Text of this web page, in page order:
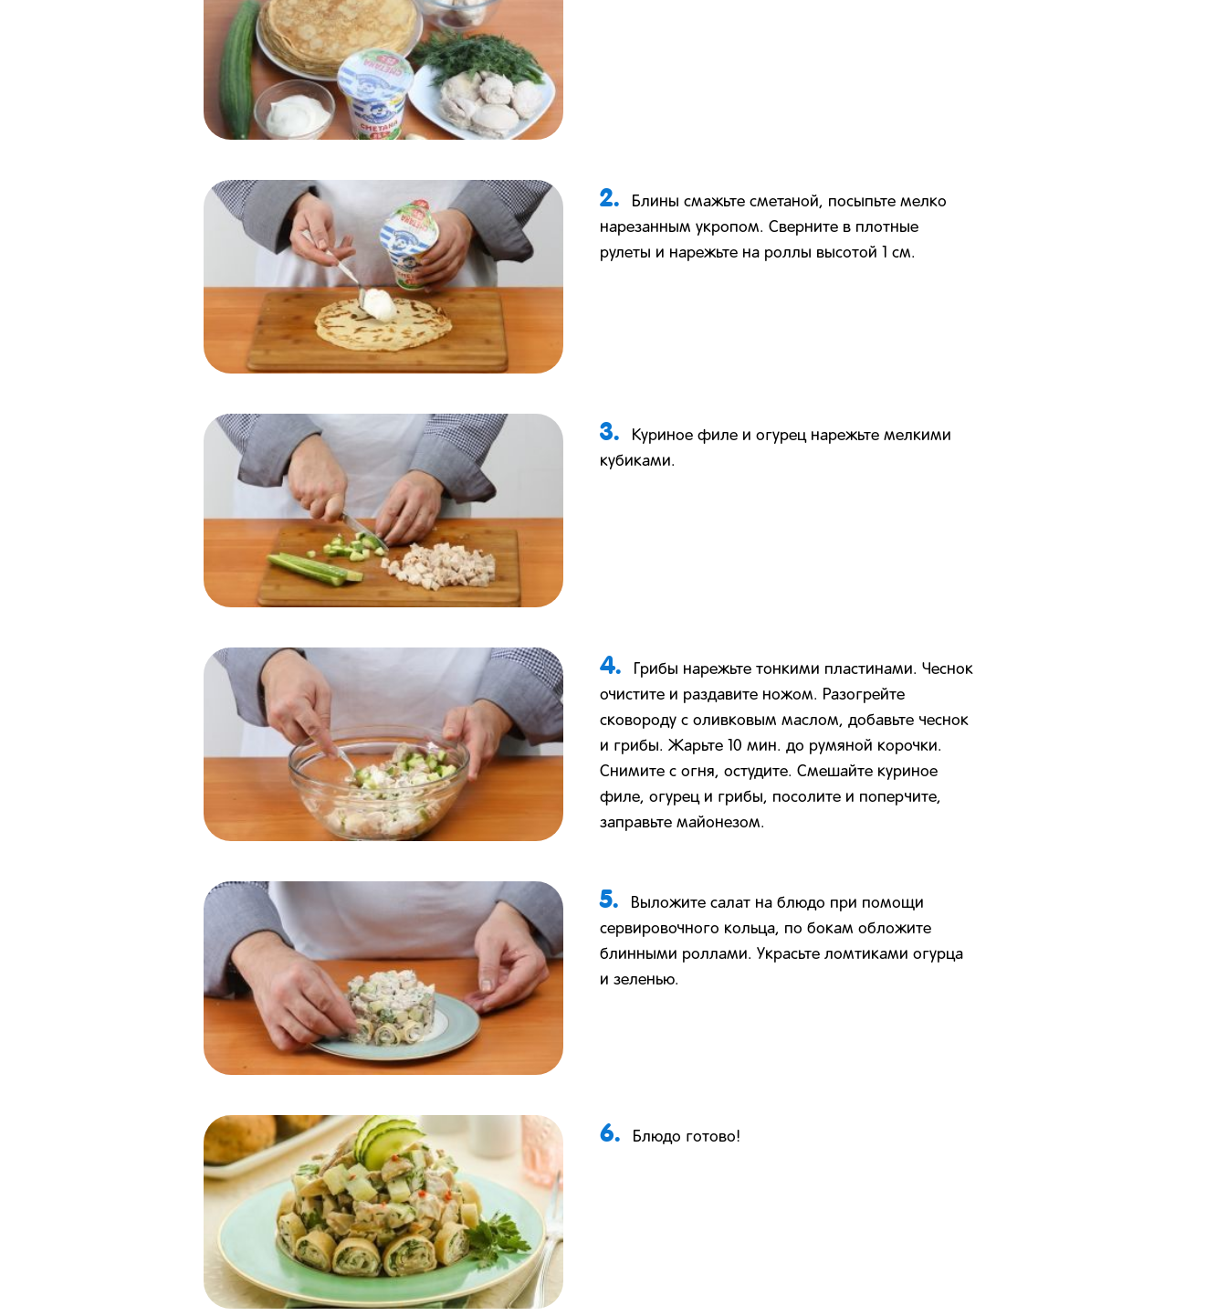
2.
Блины смажьте сметаной, посыпьте мелко
нарезанным укропом. Сверните в плотные
рулеты и нарежьте на роллы высотой 1 см.
3.
Куриное филе и огурец нарежьте мелкими
кубиками.
4.
Грибы нарежьте тонкими пластинами. Чеснок
очистите и раздавите ножом. Разогрейте
сковороду с оливковым маслом, добавьте чеснок
и грибы. Жарьте 10 мин. до румяной корочки.
Снимите с огня, остудите. Смешайте куриное
филе, огурец и грибы, посолите и поперчите,
заправьте майонезом.
5.
Выложите салат на блюдо при помощи
сервировочного кольца, по бокам обложите
блинными роллами. Украсьте ломтиками огурца
и зеленью.
6. Блюдо готово!